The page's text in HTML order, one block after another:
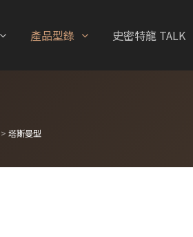
產品型錄 史密特龍 TALK
> 塔斯曼型